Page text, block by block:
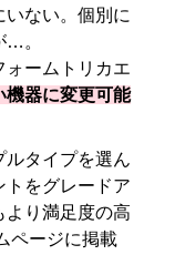
ない。個別に
…。
ォームトリカエ
機器に変更可能
ルタイプを選ん
トをグレードア
より満足度の高
ページに掲載